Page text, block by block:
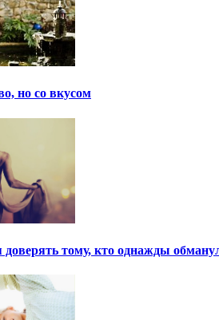
но со вкусом
доверять тому, кто однажды